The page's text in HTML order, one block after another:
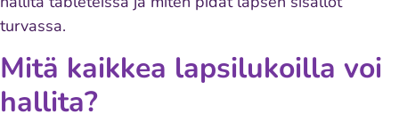
turvassa.
Mitä kaikkea lapsilukoilla voi
hallita?